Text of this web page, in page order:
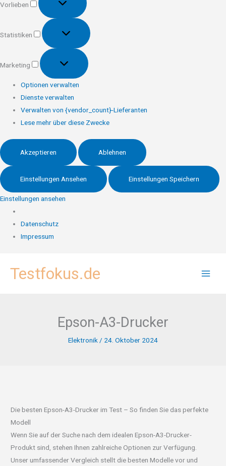
Vorlieben
Statistiken
Statistiken
Marketing
Marketing
Optionen verwalten
Dienste verwalten
Verwalten von {vendor_count}-Lieferanten
Lese mehr über diese Zwecke
Akzeptieren Ablehnen
Einstellungen Ansehen Einstellungen Speichern
Einstellungen ansehen
Datenschutz
Impressum
InhaltTestfokus.de
Epson-A3-Drucker
Elektronik / 24. Oktober 2024
Die besten Epson-A3-Drucker im Test – So finden Sie das perfekte
Modell
Wenn Sie auf der Suche nach dem idealen Epson-A3-Drucker-
Produkt sind, stehen Ihnen zahlreiche Optionen zur Verfügung.
Unser umfassender Vergleich stellt die besten Modelle vor und